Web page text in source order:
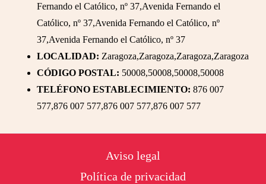
Fernando el Católico, nº 37,Avenida Fernando el
Católico, nº 37,Avenida Fernando el Católico, nº
37,Avenida Fernando el Católico, nº 37
LOCALIDAD: Zaragoza,Zaragoza,Zaragoza,Zaragoza
CÓDIGO POSTAL: 50008,50008,50008,50008
TELÉFONO ESTABLECIMIENTO: 876 007
577,876 007 577,876 007 577,876 007 577
Aviso legal
Política de privacidad